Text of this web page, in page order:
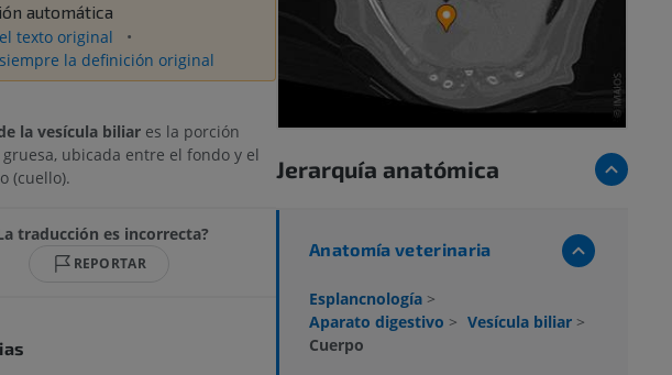
automática
texto original
la definición original
la vesícula biliares la porción
ubicada entre el fondo y el
(cuello).
traducción es incorrecta?
REPORTAR
Jerarquía anatómica
Anatomía veterinaria
Esplancnología >
Aparato digestivo > Vesícula biliar >
Cuerpo